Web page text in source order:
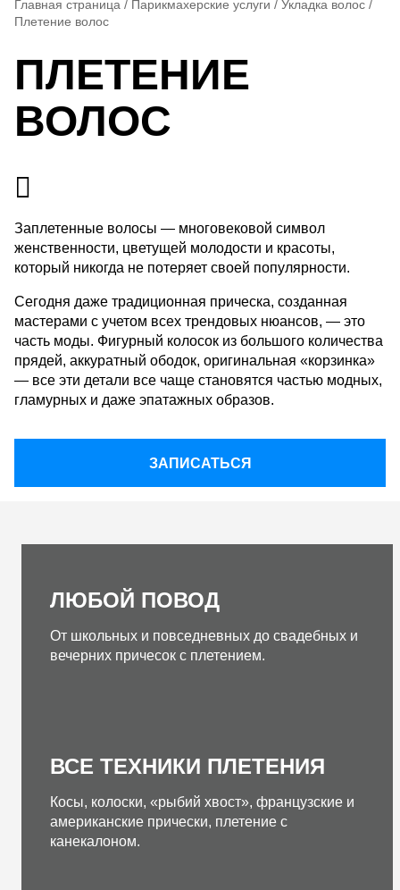
Главная страница / Парикмахерские услуги / Укладка волос /
Плетение волос
ПЛЕТЕНИЕ
ВОЛОС
Заплетенные волосы — многовековой символ
женственности, цветущей молодости и красоты,
который никогда не потеряет своей популярности.
Сегодня даже традиционная прическа, созданная
мастерами с учетом всех трендовых нюансов, — это
часть моды. Фигурный колосок из большого количества
прядей, аккуратный ободок, оригинальная «корзинка»
— все эти детали все чаще становятся частью модных,
гламурных и даже эпатажных образов.
ЗАПИСАТЬСЯ
ЛЮБОЙ ПОВОД
От школьных и повседневных до свадебных и
вечерних причесок с плетением.
ВСЕ ТЕХНИКИ ПЛЕТЕНИЯ
Косы, колоски, «рыбий хвост», французские и
американские прически, плетение с
канекалоном.